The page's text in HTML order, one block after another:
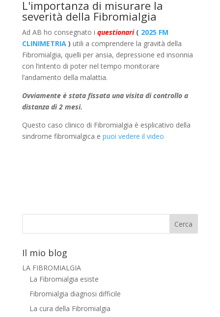
L'importanza di misurare la
severità della Fibromialgia
Ad AB ho consegnato i questionari ( 2025 FM
CLINIMETRIA) utili a comprendere la gravità della
Fibromialgia, quelli per ansia, depressione ed insonnia
con l’intento di poter nel tempo monitorare
l’andamento della malattia.
Ovviamente è stata fissata una visita di controllo a
distanza di 2 mesi.
Questo caso clinico di Fibromialgia è esplicativo della
sindrome fibromialgica e puoi vedere il video
Il mio blog
LA FIBROMIALGIA
La Fibromialgia esiste
Fibromialgia diagnosi difficile
La cura della Fibromialgia